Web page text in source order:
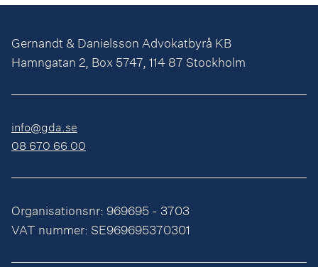
Gernandt & Danielsson Advokatbyrå KB
Hamngatan 2, Box 5747, 114 87 Stockholm
info@gda.se
08 670 66 00
Organisationsnr: 969695 - 3703
VAT nummer: SE969695370301